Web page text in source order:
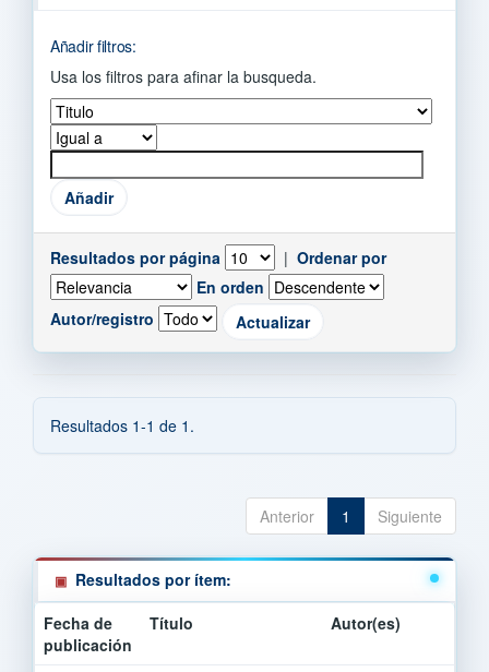
Añadir filtros:
Usa los filtros para afinar la busqueda.
Resultados por página | Ordenar por
En orden
Autor/registro
Resultados 1-1 de 1.
Anterior 1 Siguiente
Resultados por ítem:
Fecha de
publicación
Título Autor(es)